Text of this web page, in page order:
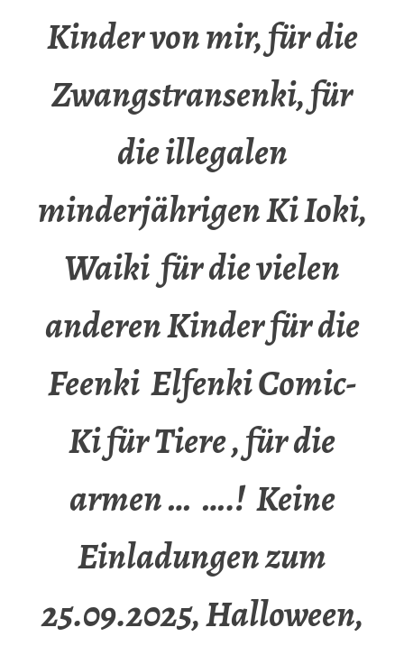
Kinder von mir, für die
Zwangstransenki, für
die illegalen
minderjährigen Ki Ioki,
Waiki für die vielen
anderen Kinder für die
Feenki Elfenki Comic-
Ki für Tiere , für die
armen … ….! Keine
Einladungen zum
25.09.2025, Halloween,